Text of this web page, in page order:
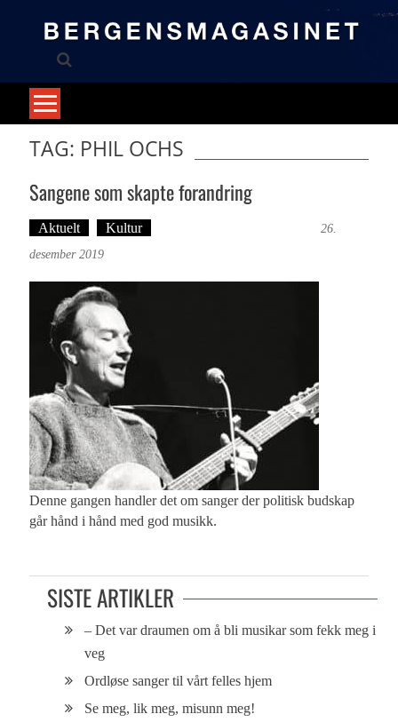
TAG: PHIL OCHS
Sangene som skapte forandring
Aktuelt Kultur
26.
desember 2019
Denne gangen handler det om sanger der politisk budskap
går hånd i hånd med god musikk.
SISTE ARTIKLER
– Det var draumen om å bli musikar som fekk meg i
veg
Ordløse sanger til vårt felles hjem
Se meg, lik meg, misunn meg!